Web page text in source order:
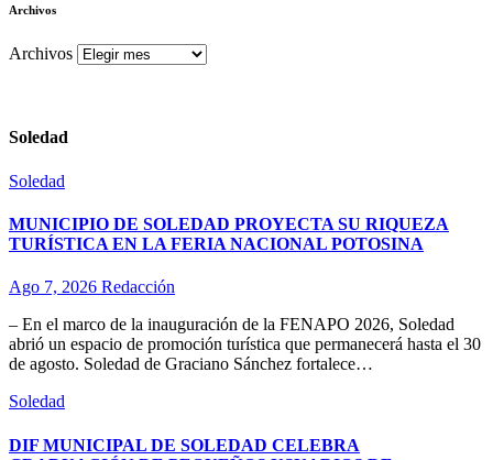
Archivos
Archivos
Soledad
Soledad
MUNICIPIO DE SOLEDAD PROYECTA SU RIQUEZA
TURÍSTICA EN LA FERIA NACIONAL POTOSINA
Ago 7, 2026 Redacción
– En el marco de la inauguración de la FENAPO 2026, Soledad
abrió un espacio de promoción turística que permanecerá hasta el 30
de agosto. Soledad de Graciano Sánchez fortalece…
Soledad
DIF MUNICIPAL DE SOLEDAD CELEBRA